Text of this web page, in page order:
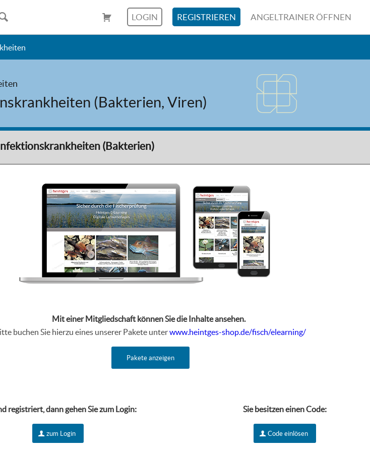
LOGIN REGISTRIEREN ANGELTRAINER ÖFFNEN
(Bakterien, Viren)
(Bakterien)
Mit einer Mitgliedschaft können Sie die Inhalte ansehen.
buchen Sie hierzu eines unserer Pakete unterwww.heintges-shop.de/fisch/elearning/
Pakete anzeigen
registriert, dann gehen Sie zum Login:
zum Login
Sie besitzen einen Code:
Code einlösen